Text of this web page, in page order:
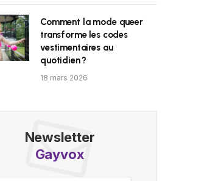
Comment la mode queer
transforme les codes
vestimentaires au
quotidien ?
18 mars 2026
Newsletter
Gayvox